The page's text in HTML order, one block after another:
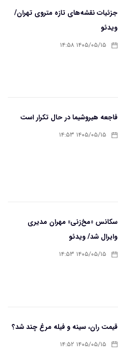
جزئیات نقشه‌های تازه متروی تهران/
ویدئو
۱۴۰۵/۰۵/۱۵ ۱۴:۵۸
فاجعه هیروشیما در حال تکرار است
۱۴۰۵/۰۵/۱۵ ۱۴:۵۳
سکانس «مخ‌زنی» مهران مدیری
وایرال شد/ ویدئو
۱۴۰۵/۰۵/۱۵ ۱۴:۵۳
قیمت ران، سینه و فیله مرغ چند شد؟
۱۴۰۵/۰۵/۱۵ ۱۴:۵۲